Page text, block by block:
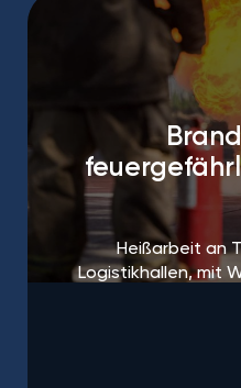
Heißarbeit an
Logistikhallen, mit